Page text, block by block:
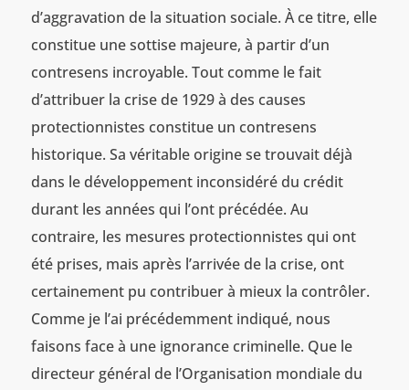
d’aggravation de la situation sociale. À ce titre, elle
constitue une sottise majeure, à partir d’un
contresens incroyable. Tout comme le fait
d’attribuer la crise de 1929 à des causes
protectionnistes constitue un contresens
historique. Sa véritable origine se trouvait déjà
dans le développement inconsidéré du crédit
durant les années qui l’ont précédée. Au
contraire, les mesures protectionnistes qui ont
été prises, mais après l’arrivée de la crise, ont
certainement pu contribuer à mieux la contrôler.
Comme je l’ai précédemment indiqué, nous
faisons face à une ignorance criminelle. Que le
directeur général de l’Organisation mondiale du